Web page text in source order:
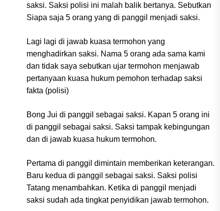
saksi. Saksi polisi ini malah balik bertanya. Sebutkan
Siapa saja 5 orang yang di panggil menjadi saksi.
Lagi lagi di jawab kuasa termohon yang
menghadirkan saksi. Nama 5 orang ada sama kami
dan tidak saya sebutkan ujar termohon menjawab
pertanyaan kuasa hukum pemohon terhadap saksi
fakta (polisi)
Bong Jui di panggil sebagai saksi. Kapan 5 orang ini
di panggil sebagai saksi. Saksi tampak kebingungan
dan di jawab kuasa hukum termohon.
Pertama di panggil dimintain memberikan keterangan.
Baru kedua di panggil sebagai saksi. Saksi polisi
Tatang menambahkan. Ketika di panggil menjadi
saksi sudah ada tingkat penyidikan jawab termohon.